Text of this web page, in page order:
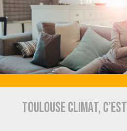
Toulouse Climat, c’est